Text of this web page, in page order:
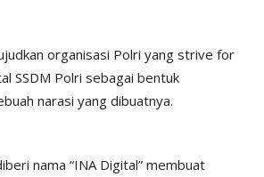
organisasi Polri yang strive for
SSDM Polri sebagai bentuk
narasi yang dibuatnya.
nama “INA Digital” membuat